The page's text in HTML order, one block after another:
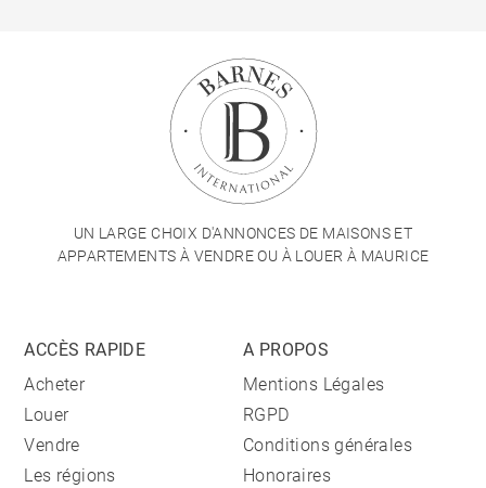
UN LARGE CHOIX D'ANNONCES DE MAISONS ET
APPARTEMENTS À VENDRE OU À LOUER À MAURICE
ACCÈS RAPIDE
Acheter
Louer
Vendre
Les régions
A PROPOS
Mentions Légales
RGPD
Conditions générales
Honoraires